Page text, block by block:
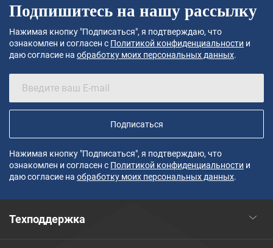
Подпишитесь на нашу рассылку
Нажимая кнопку "Подписаться", я подтверждаю, что
ознакомлен и согласен с Политикой конфиденциальности и
даю согласие на обработку моих персональных данных.
Подписаться
Нажимая кнопку "Подписаться", я подтверждаю, что
ознакомлен и согласен с Политикой конфиденциальности и
даю согласие на обработку моих персональных данных.
Техподдержка